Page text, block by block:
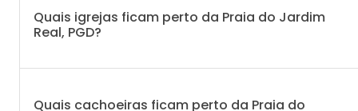
Quais igrejas ficam perto da Praia do Jardim
Real, PGD?
Quais cachoeiras ficam perto da Praia do